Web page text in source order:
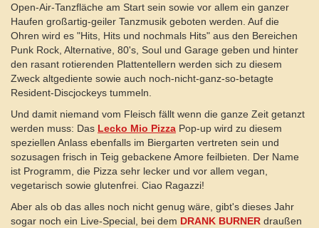
Open-Air-Tanzfläche am Start sein sowie vor allem ein ganzer
Haufen großartig-geiler Tanzmusik geboten werden. Auf die
Ohren wird es "Hits, Hits und nochmals Hits" aus den Bereichen
Punk Rock, Alternative, 80's, Soul und Garage geben und hinter
den rasant rotierenden Plattentellern werden sich zu diesem
Zweck altgediente sowie auch noch-nicht-ganz-so-betagte
Resident-Discjockeys tummeln.
Und damit niemand vom Fleisch fällt wenn die ganze Zeit getanzt
werden muss: Das Lecko Mio Pizza Pop-up wird zu diesem
speziellen Anlass ebenfalls im Biergarten vertreten sein und
sozusagen frisch in Teig gebackene Amore feilbieten. Der Name
ist Programm, die Pizza sehr lecker und vor allem vegan,
vegetarisch sowie glutenfrei. Ciao Ragazzi!
Aber als ob das alles noch nicht genug wäre, gibt's dieses Jahr
sogar noch ein Live-Special, bei dem DRANK BURNER draußen